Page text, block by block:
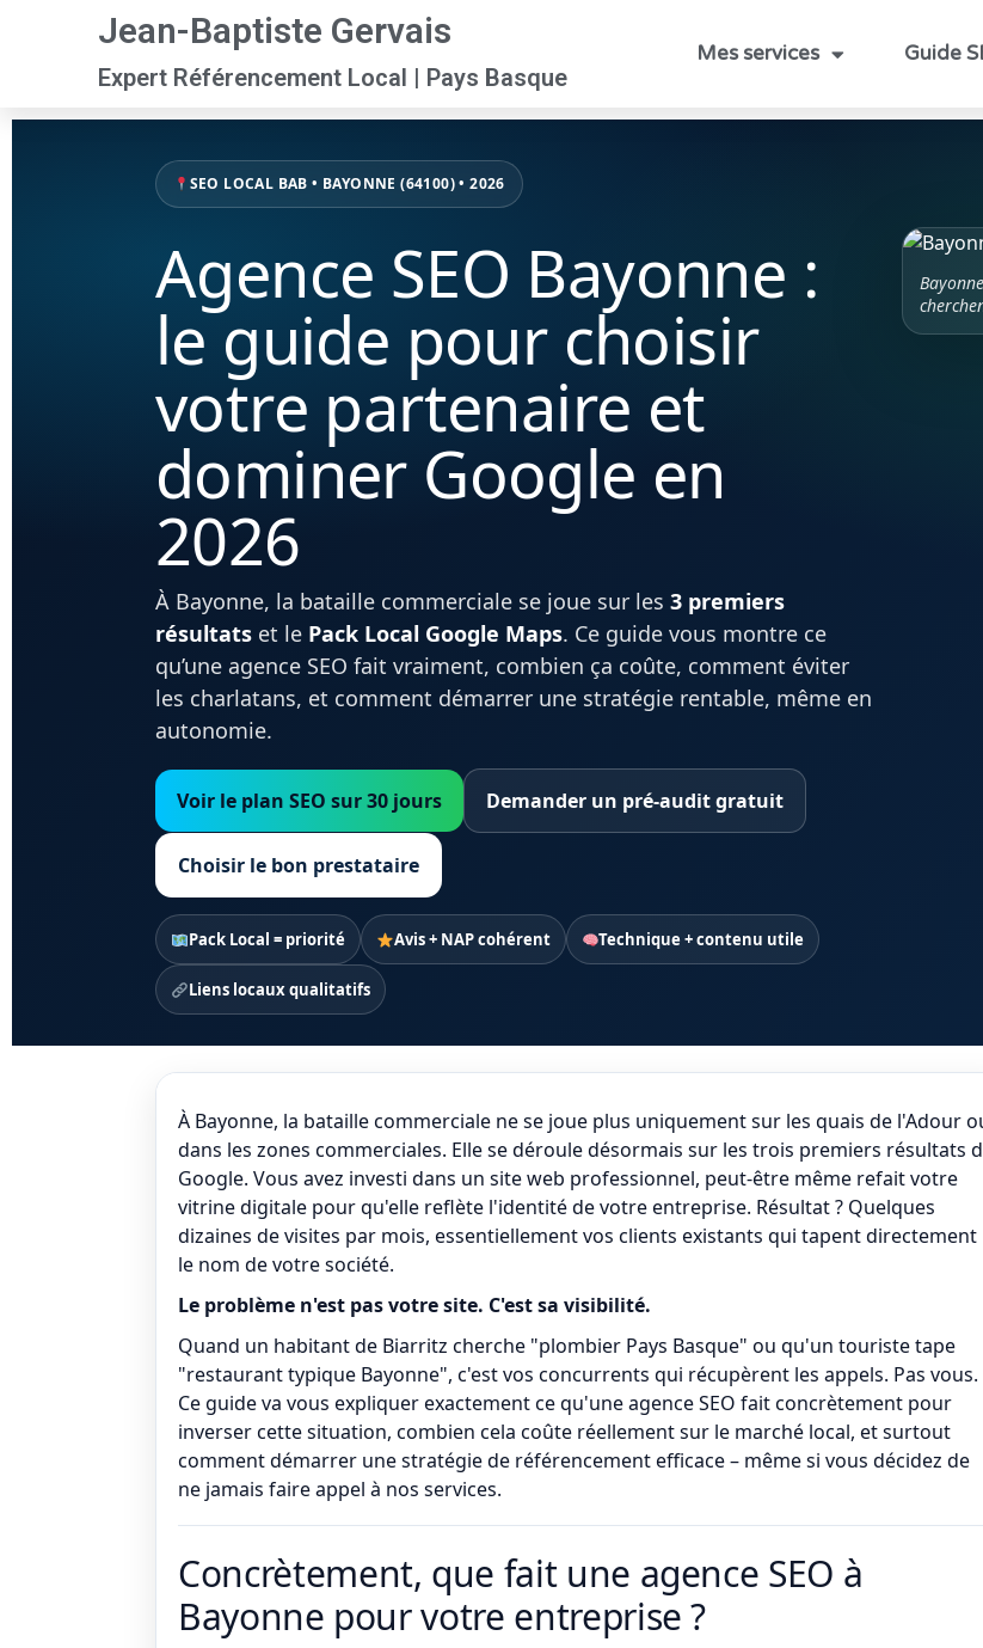
Jean-Baptiste Gervais
Expert Référencement Local | Pays Basque
Mes services Guide
SEO LOCAL BAB • BAYONNE (64100) • 2026
Agence SEO Bayonne :
le guide pour choisir
votre partenaire et
dominer Google en
2026
À Bayonne, la bataille commerciale se joue sur les 3 premiers
résultats et le Pack Local Google Maps. Ce guide vous montre ce
qu’une agence SEO fait vraiment, combien ça coûte, comment éviter
les charlatans, et comment démarrer une stratégie rentable, même en
autonomie.
Voir le plan SEO sur 30 jours Demander un pré-audit gratuit
Choisir le bon prestataire
Pack Local = priorité Avis + NAP cohérent Technique + contenu utile
Liens locaux qualitatifs
À Bayonne, la bataille commerciale ne se joue plus uniquement sur les quais de l'Adour
dans les zones commerciales. Elle se déroule désormais sur les trois premiers résultats
Google. Vous avez investi dans un site web professionnel, peut-être même refait votre
vitrine digitale pour qu'elle reflète l'identité de votre entreprise. Résultat ? Quelques
dizaines de visites par mois, essentiellement vos clients existants qui tapent directement
le nom de votre société.
Le problème n'est pas votre site. C'est sa visibilité.
Quand un habitant de Biarritz cherche "plombier Pays Basque" ou qu'un touriste tape
"restaurant typique Bayonne", c'est vos concurrents qui récupèrent les appels. Pas vous.
Ce guide va vous expliquer exactement ce qu'une agence SEO fait concrètement pour
inverser cette situation, combien cela coûte réellement sur le marché local, et surtout
comment démarrer une stratégie de référencement efficace – même si vous décidez de
ne jamais faire appel à nos services.
Concrètement, que fait une agence SEO à
Bayonne pour votre entreprise ?